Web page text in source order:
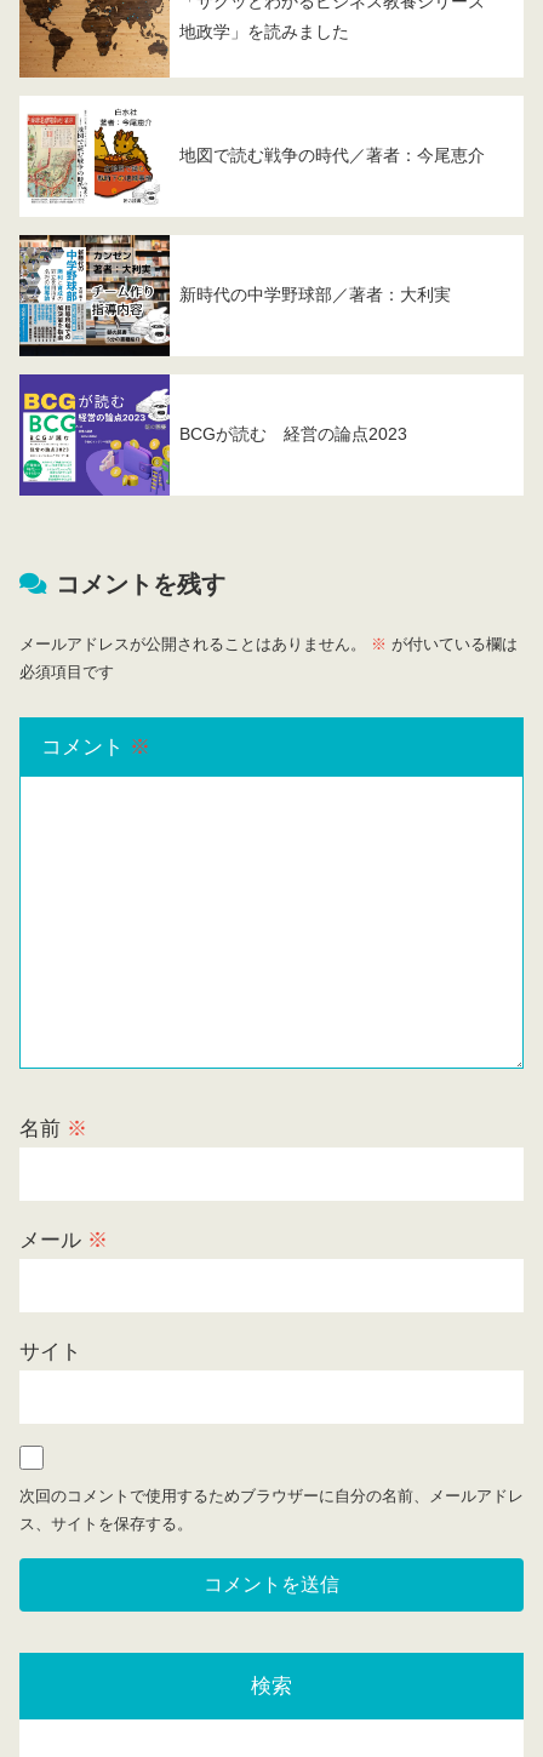
地政学」を読みました
地図で読む戦争の時代／著者：今尾恵介
新時代の中学野球部／著者：大利実
BCGが読む 経営の論点2023
コメントを残す
メールアドレスが公開されることはありません。 ※ が付いている欄は
必須項目です
コメント ※
名前 ※
メール ※
サイト
次回のコメントで使用するためブラウザーに自分の名前、メールアドレ
ス、サイトを保存する。
検索